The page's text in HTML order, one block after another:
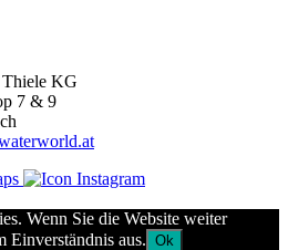
Thiele KG
7 & 9
Wenn Sie die Website weiter
Einverständnis aus. Ok